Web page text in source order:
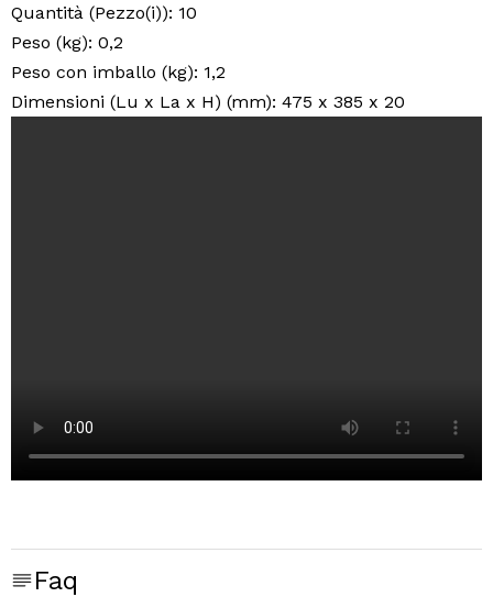
Quantità (Pezzo(i)): 10
Peso (kg): 0,2
Peso con imballo (kg): 1,2
Dimensioni (Lu x La x H) (mm): 475 x 385 x 20
Faq